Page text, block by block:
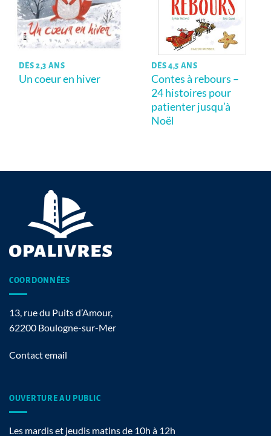
DÈS 2,3 ANS
Un coeur en hiver
DÈS 4,5 ANS
Contes à rebours –
24 histoires pour
patienter jusqu’à
Noël
COORDONNÉES
13, rue du Puits d’Amour,
62200 Boulogne-sur-Mer
Contact email
OUVERTURE AU PUBLIC
Les mardis et jeudis matins de 10h à 12h